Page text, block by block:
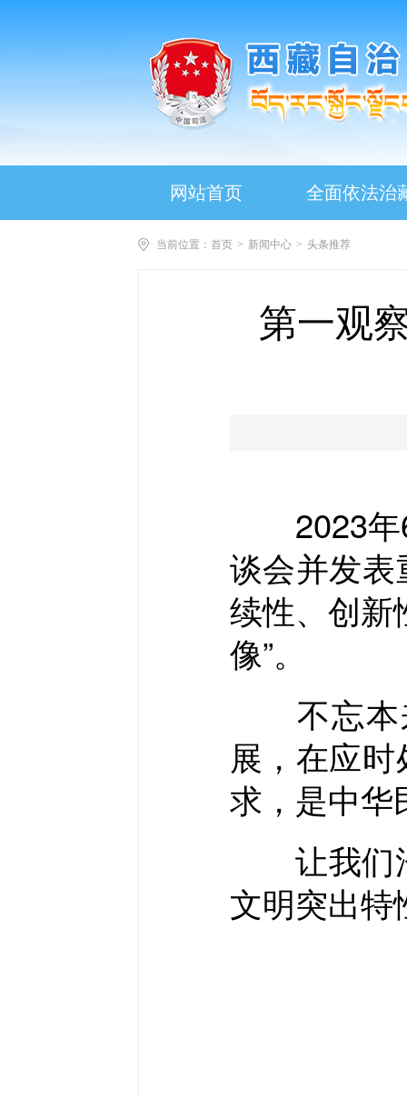
网站首页 全面依法治
当前位置： 首页 > 新闻中心 > 头条推荐
第一观
2023年6
谈会并发
续性、创新
像”。
不忘本
展，在应
求，是中华
让我们沿
文明突出特